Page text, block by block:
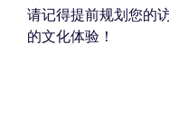
请记得提前规划您的
的文化体验！